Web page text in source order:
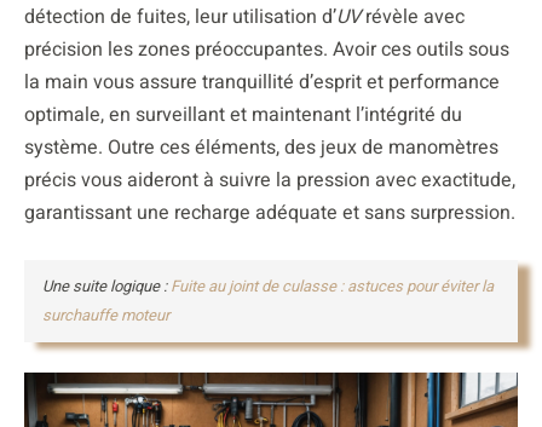
détection de fuites, leur utilisation d’UVrévèle avec
précision les zones préoccupantes. Avoir ces outils sous
la main vous assure tranquillité d’esprit et performance
optimale, en surveillant et maintenant l’intégrité du
système. Outre ces éléments, des jeux de manomètres
précis vous aideront à suivre la pression avec exactitude,
garantissant une recharge adéquate et sans surpression.
Une suite logique :Fuite au joint de culasse : astuces pour éviter la
surchauffe moteur